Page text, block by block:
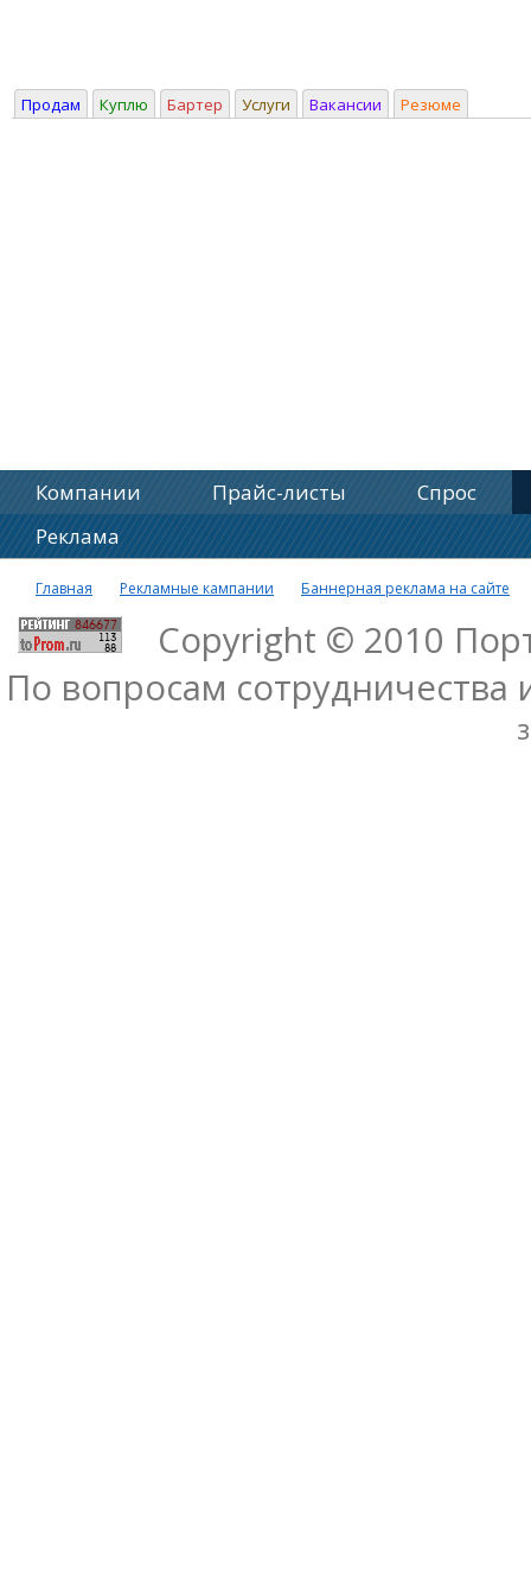
Продам Куплю Бартер Услуги Вакансии Резюме
Компании Прайс-листы
Спрос
Реклама
Главная Рекламные кампании Баннерная реклама на сайте
Copyright © 2010
По вопросам